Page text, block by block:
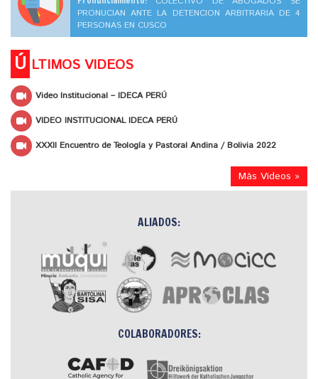
PRONUCIAN ANTE LA DETENCION ARBITRARIA DE 4
PERSONAS EN CUSCO
Ú LTIMOS VIDEOS
Video Institucional – IDECA PERÚ
VIDEO INSTITUCIONAL IDECA PERÚ
XXXII Encuentro de Teología y Pastoral Andina / Bolivia 2022
Más Videos »
ALIADOS:
COLABORADORES: